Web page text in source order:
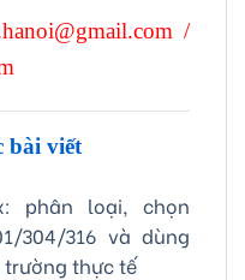
/
bài viết
phân loại, chọn
304/316 và dùng
thực tế